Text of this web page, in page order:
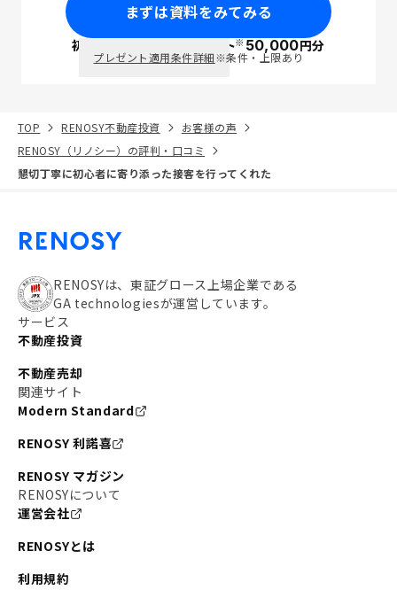
まずは資料をみてみる
初回面談で ポイント※50,000円分
プレゼント適用条件詳細※条件・上限あり
TOP RENOSY不動産投資
お客様の声
RENOSY（リノシー）の評判・口コミ
懇切丁寧に初心者に寄り添った接客を行ってくれた
RENOSYは、東証グロース上場企業である
GA technologiesが運営しています。
サービス
不動産投資
不動産売却
関連サイト
Modern Standard
RENOSY 利諾喜
RENOSY マガジン
RENOSYについて
運営会社
RENOSYとは
利用規約